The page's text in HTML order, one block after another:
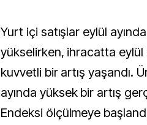
Yurt içi satışlar eylül
yükselirken, ihracatta eylül
kuvvetli bir artış yaşandı.
ayında yüksek bir artış
Endeksi ölçülmeye